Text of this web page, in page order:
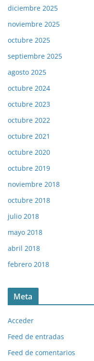
diciembre 2025
noviembre 2025
octubre 2025
septiembre 2025
agosto 2025
octubre 2024
octubre 2023
octubre 2022
octubre 2021
octubre 2020
octubre 2019
noviembre 2018
octubre 2018
julio 2018
mayo 2018
abril 2018
febrero 2018
Meta
Acceder
Feed de entradas
Feed de comentarios